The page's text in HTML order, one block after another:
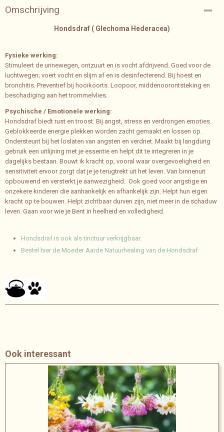
Bruto gewicht
0,04 Kg
Omschrijving
Hondsdraf ( Glechoma Hederacea)
Fysieke werking:
Stimuleert de urinewegen, ontzuurt en is vocht afdrijvend. Goed voor de
luchtwegen; voert vocht en slijm af en is desinfecterend. Bij hoest en
bronchitis. Preventief bij hooikoorts. Loopoor, middenoorontsteking en
beschadiging aan het trommelvlies.
Psychische / Emotionele werking:
Hondsdraf biedt rust en troost. Bij angst, stress en verdrongen emoties.
Geblokkeerde energie plekken worden zacht gemaakt en lossen op.
Ondersteunt bij het loslaten van angsten en verdriet. Maakt bij langdurig
gebruik een uitlijning met je essentie en helpt dit te integreren in je
dagelijks bestaan. Bouwt ik kracht op, vooral waar overgevoeligheid en
sensitiviteit ervoor zorgt dat je je terugtrekt uit het leven. Van binnenuit
opbouwend en versterkt je aanwezigheid. Ook goed voor angstige en
onzekere kinderen die aanhankelijk en afhankelijk zijn. Helpt hun eigen
kracht op te bouwen. Helpt zichtbaar durven zijn, niet meer in de schaduw
leven. Gaan voor wie je Bent in heelheid en volledigheid.
Hondsdraf is ook als tinctuur verkrijgbaar.
Bestel hier de Moeder Aarde Natuurhealing van de Hondsdraf
Ook interessant